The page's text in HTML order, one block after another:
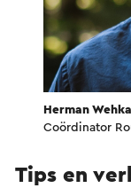
Herman
Coördinator
Tips en